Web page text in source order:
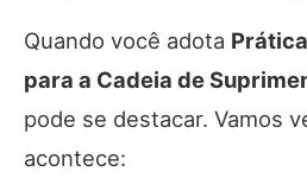
Quando você adota
para a Cadeia de
pode se destacar. Vamos
acontece: